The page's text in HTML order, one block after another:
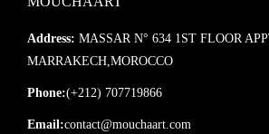
Address: MASSAR N° 634 1ST FLOOR
MARRAKECH,MOROCCO
Phone:(+212) 707719866
Email:contact@mouchaart.com